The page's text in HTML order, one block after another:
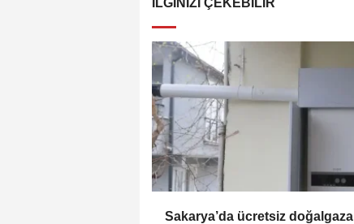
İLGINIZI ÇEKEBILIR
Sakarya’da ücretsiz doğalgaza